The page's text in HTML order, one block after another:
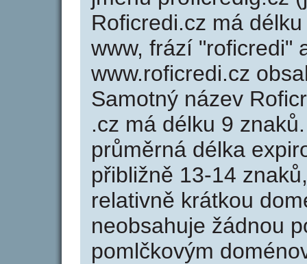
Roficredi.cz má
www, frází "roficredi"
www.roficredi.cz
Samotný název
.cz má délku 9
průměrná délka
přibližně 13-14
relativně krátkou
neobsahuje žádnou
pomlčkovým